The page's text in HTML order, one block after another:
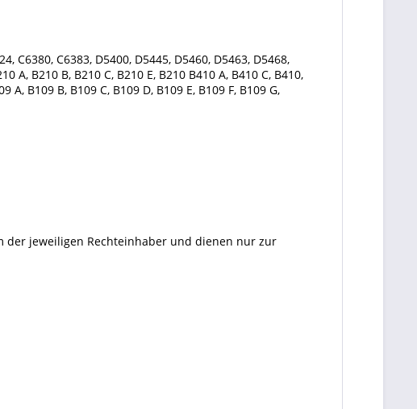
C6380, C6383, D5400, D5445, D5460, D5463, D5468,
A, B210 B, B210 C, B210 E, B210 B410 A, B410 C, B410,
A, B109 B, B109 C, B109 D, B109 E, B109 F, B109 G,
der jeweiligen Rechteinhaber und dienen nur zur